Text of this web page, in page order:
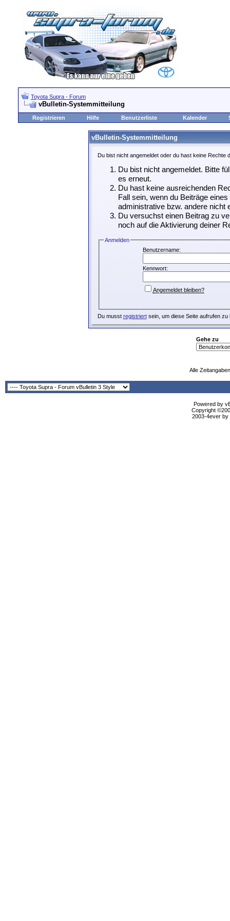
Toyota Supra - Forum
vBulletin-Systemmitteilung
Registrieren Hilfe Benutzerliste Kalender
vBulletin-Systemmitteilung
Du bist nicht angemeldet oder du hast keine Rechte
Du bist nicht angemeldet. Bitte
es erneut.
Du hast keine ausreichenden
Fall sein, wenn du Beiträge
administrative bzw. andere nicht
Du versuchst einen Beitrag zu
noch auf die Aktivierung deiner
Anmelden
Benutzername:
Kennwort:
Angemeldet bleiben?
Du musst registriertsein, um diese Seite aufrufen zu
Gehe zu
Alle
Powered by
Copyright
2003-4ever by